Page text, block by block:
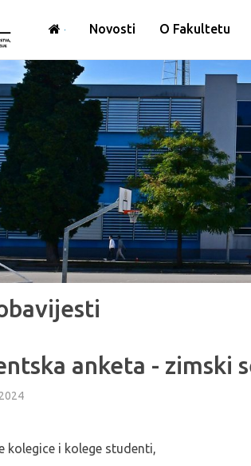
Novosti O Fakultetu
anketa - zimski
kolegice i kolege studenti,